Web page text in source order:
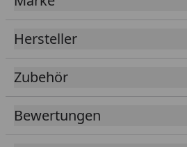
das Telefon, Cuttermesser oder
beengten Situationen
verstaut!
Hersteller
Zubehör
Bewertungen